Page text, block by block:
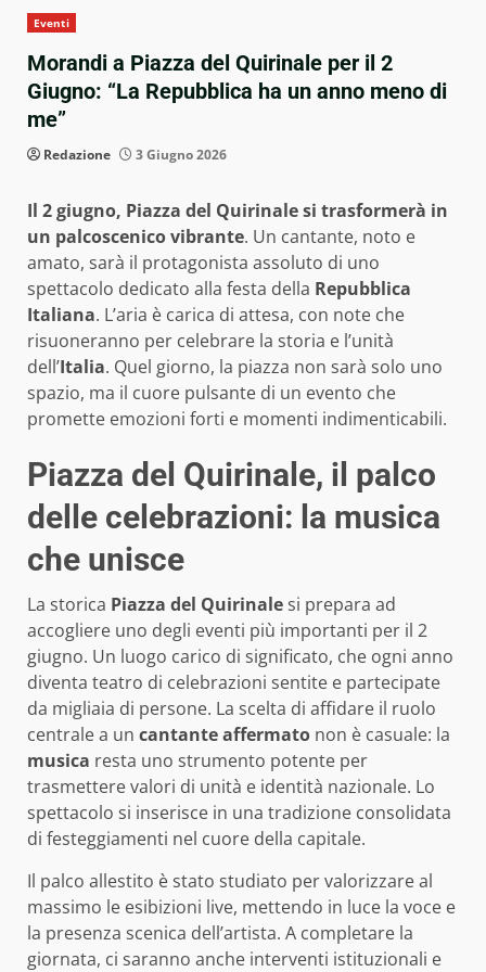
Eventi
Morandi a Piazza del Quirinale per il 2
Giugno: “La Repubblica ha un anno meno di
me”
Redazione 3 Giugno 2026
Il 2 giugno, Piazza del Quirinale si trasformerà in
un palcoscenico vibrante. Un cantante, noto e
amato, sarà il protagonista assoluto di uno
spettacolo dedicato alla festa della Repubblica
Italiana. L’aria è carica di attesa, con note che
risuoneranno per celebrare la storia e l’unità
dell’Italia. Quel giorno, la piazza non sarà solo uno
spazio, ma il cuore pulsante di un evento che
promette emozioni forti e momenti indimenticabili.
Piazza del Quirinale, il palco
delle celebrazioni: la musica
che unisce
La storica Piazza del Quirinalesi prepara ad
accogliere uno degli eventi più importanti per il 2
giugno. Un luogo carico di significato, che ogni anno
diventa teatro di celebrazioni sentite e partecipate
da migliaia di persone. La scelta di affidare il ruolo
centrale a un cantante affermato non è casuale: la
musica resta uno strumento potente per
trasmettere valori di unità e identità nazionale. Lo
spettacolo si inserisce in una tradizione consolidata
di festeggiamenti nel cuore della capitale.
Il palco allestito è stato studiato per valorizzare al
massimo le esibizioni live, mettendo in luce la voce e
la presenza scenica dell’artista. A completare la
giornata, ci saranno anche interventi istituzionali e